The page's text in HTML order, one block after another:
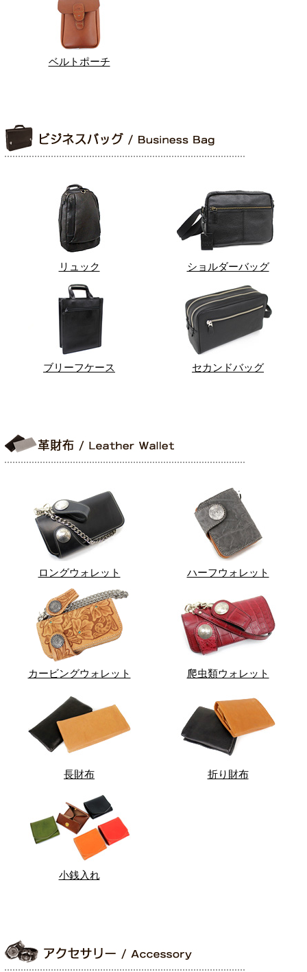
ベルトポーチ
リュック ショルダーバッグ
ブリーフケース セカンドバッグ
ロングウォレット ハーフウォレット
カービングウォレット 爬虫類ウォレット
長財布 折り財布
小銭入れ